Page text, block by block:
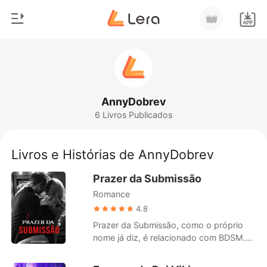
Baixar App
Lobisomem
Romance
Bilionários
Ranking
AnnyDobrev
6 Livros Publicados
Livros e Histórias de AnnyDobrev
Prazer da Submissão
Romance
4.8
Prazer da Submissão, como o próprio
nome já diz, é relacionado com BDSM.